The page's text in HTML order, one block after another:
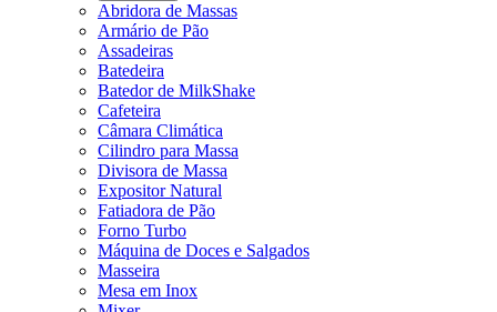
Abridora de Massas
Armário de Pão
Assadeiras
Batedeira
Batedor de MilkShake
Cafeteira
Câmara Climática
Cilindro para Massa
Divisora de Massa
Expositor Natural
Fatiadora de Pão
Forno Turbo
Máquina de Doces e Salgados
Masseira
Mesa em Inox